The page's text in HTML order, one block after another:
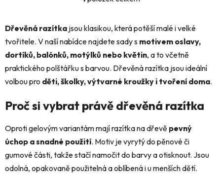
O
l
á
d
a
c
í
r
v
k
y
v
ý
p
Dřevěná razítka jsou klasikou, která potěší malé i velké
tvořitele. V naší nabídce najdete sady s motivem oslavy,
dortíků, balónků, motýlků nebo květin, a to včetně
praktického polštářku s barvou. Dřevěná razítka jsou ideální
volbou pro děti, školky, výtvarné kroužky i tvoření doma.
Proč si vybrat právě dřevěná razítka
Oproti gelovým variantám mají razítka na dřevě pevný
úchop a snadné použití. Motiv je vyrytý do pěnové či
gumové části, takže stačí namočit do barvy a otisknout. Jsou
odolná, opakovaně použitelná a oblíbená i u menších dětí.